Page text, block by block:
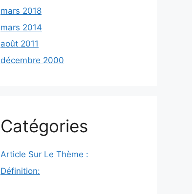
mars 2018
mars 2014
août 2011
décembre 2000
Catégories
Article Sur Le Thème :
Définition: